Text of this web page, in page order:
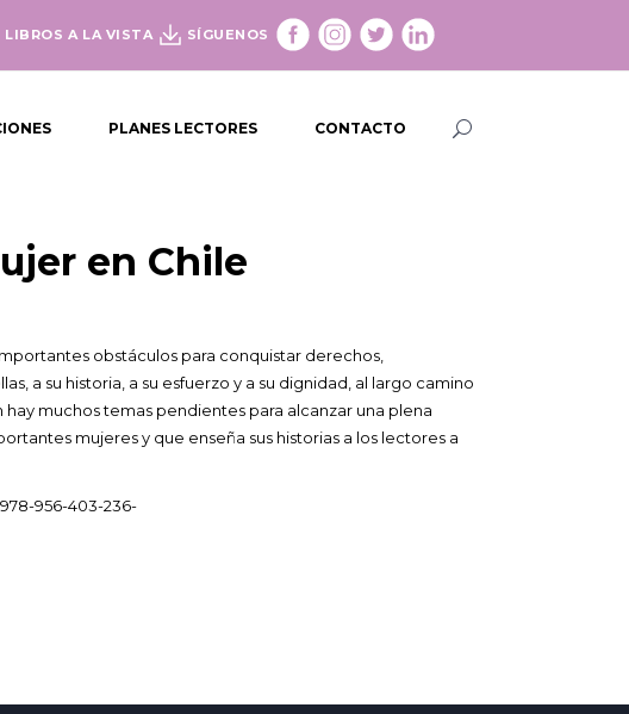
LIBROS A LA VISTA SÍGUENOS
PLANES LECTORES CONTACTO
en Chile
obstáculos para conquistar derechos,
a su historia, a su esfuerzo y a su dignidad, al largo camino
muchos temas pendientes para alcanzar una plena
mujeres y que enseña sus historias a los lectores a
978-956-403-236-